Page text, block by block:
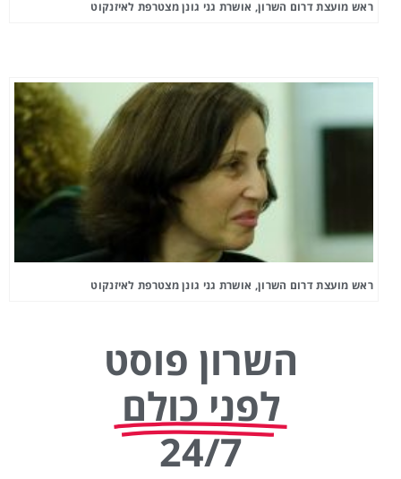
ראש מועצת דרום השרון, אושרת גני גונן מצטרפת לאיזנקוט
ראש מועצת דרום השרון, אושרת גני גונן מצטרפת לאיזנקוט
השרון פוסט
לפני כולם
24/7